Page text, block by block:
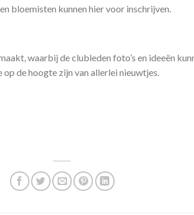
bloemisten kunnen hier voor inschrijven.
waarbij de clubleden foto’s en ideeën
de hoogte zijn van allerlei nieuwtjes.